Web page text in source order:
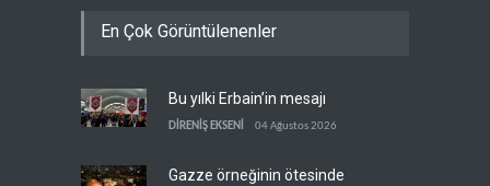
sonra petrol üretimini rekor
The Telegraph: Hürmüz
anlaşması, İran’ın savaşı
En Çok Görüntülenenler
Bu yılki Erbain’in mesajı
DİRENİŞ EKSENİ 04 Ağustos 2026
Gazze örneğinin ötesinde